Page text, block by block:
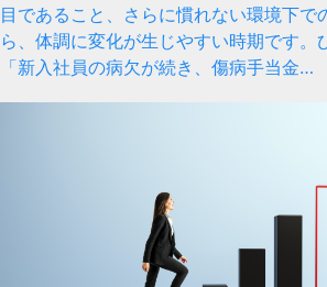
目であること、さらに慣れない環境下で
ら、体調に変化が生じやすい時期です。
「新入社員の病欠が続き、傷病手当金…